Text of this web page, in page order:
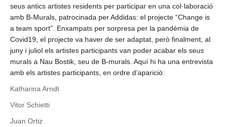
seus antics artistes residents per participar en una col·laboració
amb B-Murals, patrocinada per Addidas: el projecte “Change is
a team sport”. Enxampats per sorpresa per la pandèmia de
Covid19, el projecte va haver de ser adaptat, però finalment, al
juny i juliol els artistes participants van poder acabar els seus
murals a Nau Bostik, seu de B-murals. Aquí hi ha una entrevista
amb els artistes participants, en ordre d’aparició:
Katharina Arndt
Vitor Schietti
Juan Ortiz